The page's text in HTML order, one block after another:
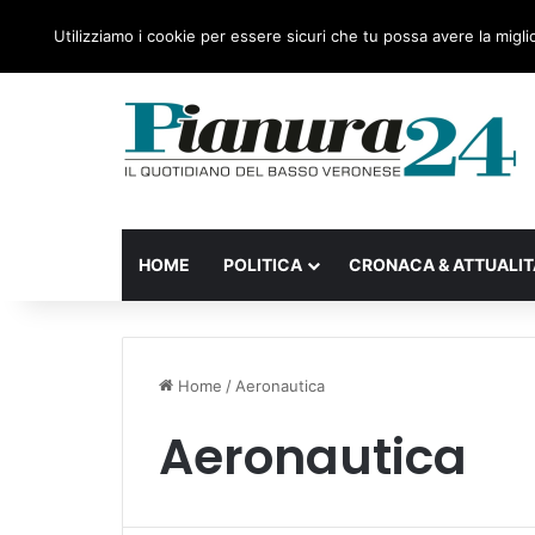
HOME POLITICA CRONACA &
Home / Aeronautica
Aeronautica
Utilizziamo i cookie per essere sicuri che tu possa avere la